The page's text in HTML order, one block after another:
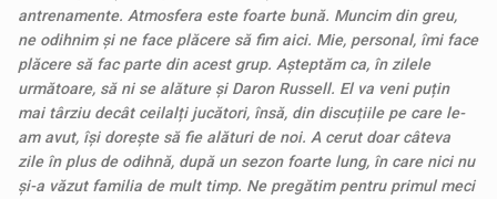
antrenamente. Atmosfera este foarte bună. Muncim din greu,
ne odihnim și ne face plăcere să fim aici. Mie, personal, îmi face
plăcere să fac parte din acest grup. Așteptăm ca, în zilele
următoare, să ni se alăture și Daron Russell. El va veni puțin
mai târziu decât ceilalți jucători, însă, din discuțiile pe care le-
am avut, își dorește să fie alături de noi. A cerut doar câteva
zile în plus de odihnă, după un sezon foarte lung, în care nici nu
și-a văzut familia de mult timp. Ne pregătim pentru primul meci